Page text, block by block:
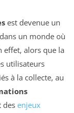
est devenue un
un monde où
effet, alors que la
utilisateurs
à la collecte, au
des enjeux